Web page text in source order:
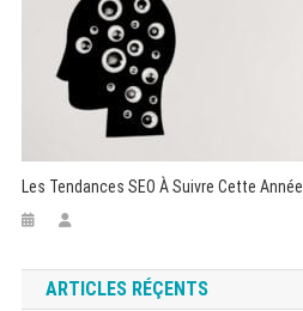
Les Tendances SEO À Suivre Cette Année
ARTICLES RÉÇENTS